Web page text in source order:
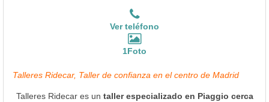
Ver teléfono
1Foto
Talleres Ridecar, Taller de confianza en el centro de Madrid
Talleres Ridecar es un taller especializado en Piaggio cerca